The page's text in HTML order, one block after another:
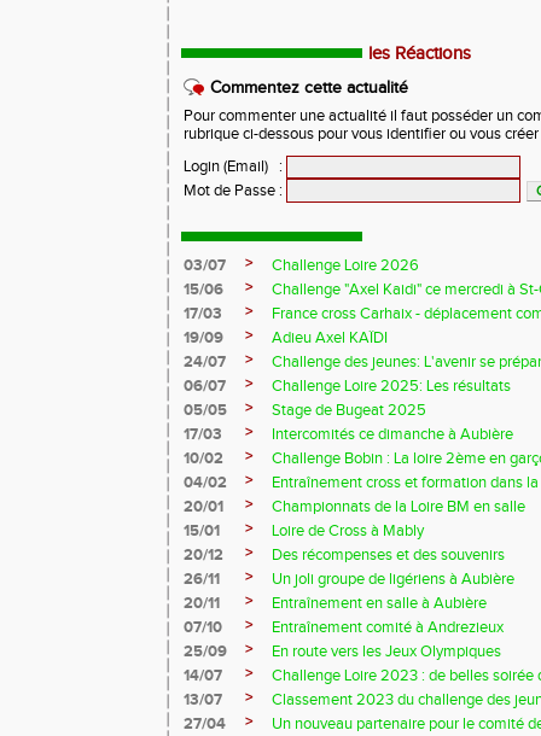
les Réactions
Commentez cette actualité
Pour commenter une actualité il faut posséder un
rubrique ci-dessous pour vous identifier ou vous
Login (Email)
:
Mot de Passe :
03/07 >
Challenge Loire 2026
15/06
>
Challenge "Axel Kaidi" ce mercredi à
17/03
>
France cross Carhaix - déplacement
19/09
>
Adieu Axel KAÏDI
24/07
>
Challenge des jeunes: L'avenir se
06/07
>
Challenge Loire 2025: Les résultats
05/05
>
Stage de Bugeat 2025
17/03
>
Intercomités ce dimanche à Aubière
10/02
>
Challenge Bobin : La loire 2ème en
04/02
>
Entraînement cross et formation dans
20/01
>
Championnats de la Loire BM en salle
15/01
>
Loire de Cross à Mably
20/12
>
Des récompenses et des souvenirs
26/11
>
Un joli groupe de ligériens à Aubière
20/11
>
Entraînement en salle à Aubière
07/10
>
Entraînement comité à Andrezieux
25/09
>
En route vers les Jeux Olympiques
14/07
>
Challenge Loire 2023 : de belles soirée
13/07
>
Classement 2023 du challenge des
27/04
> Un nouveau partenaire pour le comité